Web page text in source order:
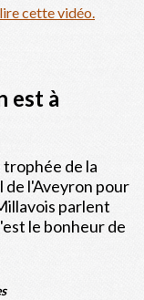
cette vidéo.
est à
de la
l'Aveyron pour
parlent
le bonheur de